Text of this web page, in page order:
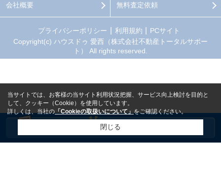
会社概要 無料査定依頼
プライバシーポリシー 利用規約
PCサイト
Copyright(c) ハウスドゥ 愛西（株式会社不動産トータルサポー
ト） All rights reserved.
当サイトでは、お客様の当サイト利用状況把握、サービス向上検討を目的と
して、クッキー（Cookie）を使用しています。
詳しくは、当社の「Cookieの取扱いについて」をご確認ください。
閉じる